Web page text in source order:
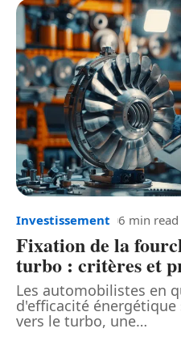
Investissement 6 min read
Fixation de la
turbo : critères et
Les automobilistes en
d'efficacité
vers le turbo, une…